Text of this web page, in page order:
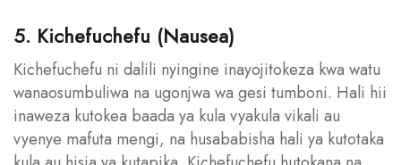
5. Kichefuchefu (Nausea)
Kichefuchefu ni dalili nyingine inayojitokeza kwa watu
wanaosumbuliwa na ugonjwa wa gesi tumboni. Hali hii
inaweza kutokea baada ya kula vyakula vikali au
vyenye mafuta mengi, na husababisha hali ya kutotaka